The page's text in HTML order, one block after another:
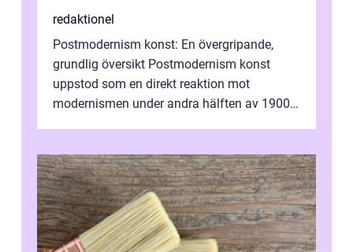
redaktionel
Postmodernism konst: En övergripande,
grundlig översikt Postmodernism konst
uppstod som en direkt reaktion mot
modernismen under andra hälften av 1900-